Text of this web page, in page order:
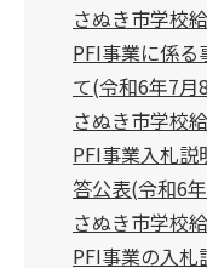
さぬき市学校
PFI事業に係
て(令和6年7月
さぬき市学校
PFI事業入札
答公表(令和6
さぬき市学校
PFI事業の入